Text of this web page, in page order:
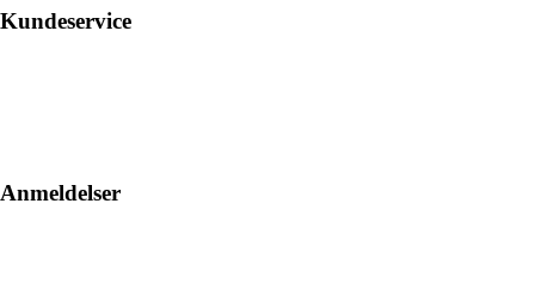
Kundeservice
Anmeldelser